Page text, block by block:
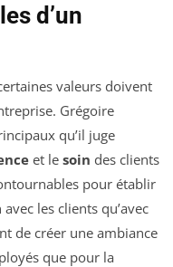
d’un
valeurs doivent
Grégoire
qu’il juge
et le soin des clients
pour établir
les clients qu’avec
de créer une ambiance
que pour la